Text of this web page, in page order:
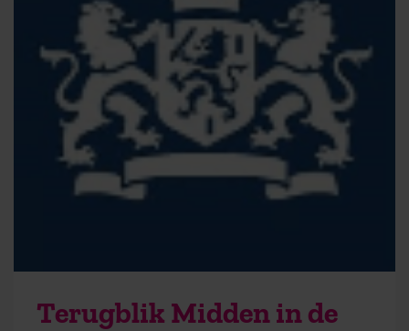
Terugblik Midden in de